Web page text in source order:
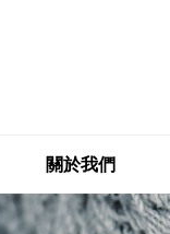
關於我們